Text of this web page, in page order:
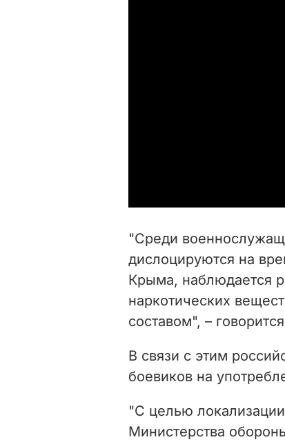
"Среди
дислоцируются на
Крыма, наблюдается
наркотических
составом", –
В связи с этим
боевиков на
"С целью
Министерства